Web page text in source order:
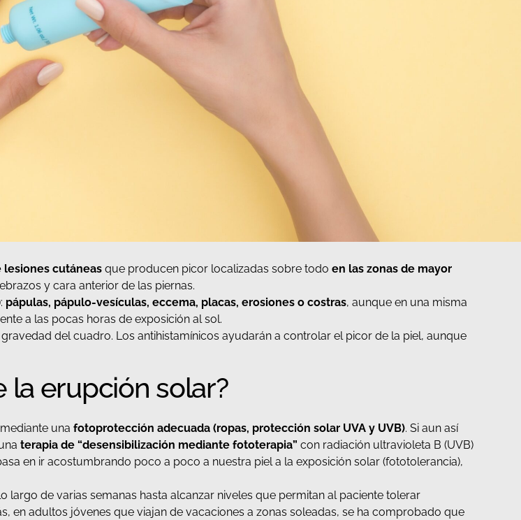
cutáneas que producen picor localizadas sobre todoen las zonas de mayor
y cara anterior de las piernas.
pápulas, pápulo-vesículas, eccema, placas, erosiones o costras, aunque en una misma
a las pocas horas de exposición al sol.
del cuadro. Los antihistamínicos ayudarán a controlar el picor de la piel, aunque
la erupción solar?
unafotoprotección adecuada (ropas, protección solar UVA y UVB). Si aun así
terapia de “desensibilización mediante fototerapia” con radiación ultravioleta B (UVB)
en ir acostumbrando poco a poco a nuestra piel a la exposición solar (fototolerancia),
largo de varias semanas hasta alcanzar niveles que permitan al paciente tolerar
en adultos jóvenes que viajan de vacaciones a zonas soleadas, se ha comprobado que